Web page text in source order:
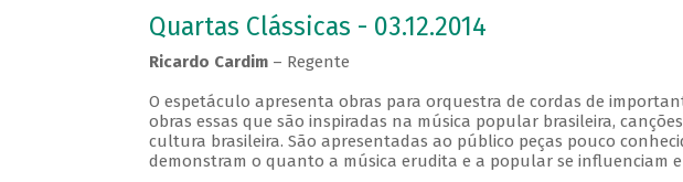
Quartas Clássicas - 03.12.2014
Ricardo Cardim – Regente
O espetáculo apresenta obras para orquestra de cordas de
obras essas que são inspiradas na música popular brasileira,
cultura brasileira. São apresentadas ao público peças pouco
demonstram o quanto a música erudita e a popular se influenciam